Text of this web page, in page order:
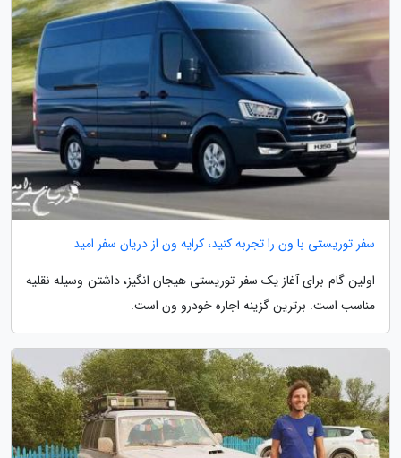
سفر توریستی با ون را تجربه کنید، کرایه ون از دریان سفر امید
اولین گام برای آغاز یک سفر توریستی هیجان انگیز، داشتن وسیله نقلیه
مناسب است. برترین گزینه اجاره خودرو ون است.